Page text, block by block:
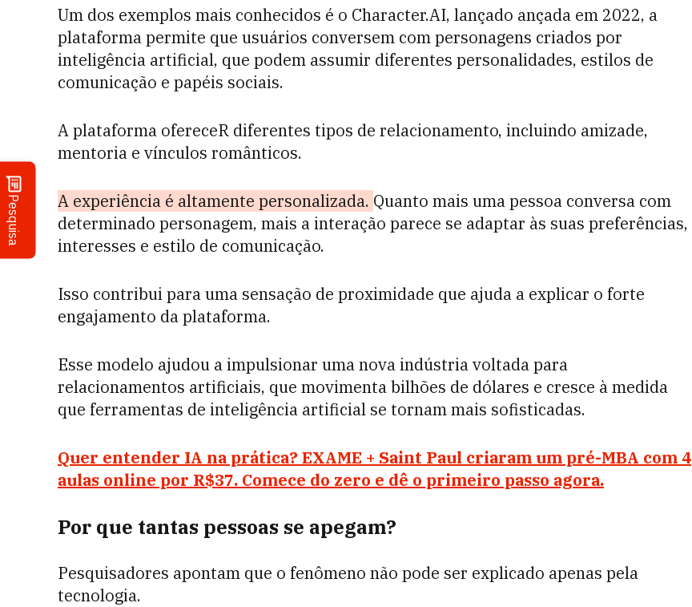
Pesquisa
Um dos exemplos mais conhecidos é o Character.AI, lançado ançada em 2022, a
plataforma permite que usuários conversem com personagens criados por
inteligência artificial, que podem assumir diferentes personalidades, estilos de
comunicação e papéis sociais.
A plataforma ofereceR diferentes tipos de relacionamento, incluindo amizade,
mentoria e vínculos românticos.
A experiência é altamente personalizada. Quanto mais uma pessoa conversa com
determinado personagem, mais a interação parece se adaptar às suas preferências,
interesses e estilo de comunicação.
Isso contribui para uma sensação de proximidade que ajuda a explicar o forte
engajamento da plataforma.
Esse modelo ajudou a impulsionar uma nova indústria voltada para
relacionamentos artificiais, que movimenta bilhões de dólares e cresce à medida
que ferramentas de inteligência artificial se tornam mais sofisticadas.
Quer entender IA na prática? EXAME + Saint Paul criaram um pré-MBA com 4
aulas online por R$37. Comece do zero e dê o primeiro passo agora.
Por que tantas pessoas se apegam?
Pesquisadores apontam que o fenômeno não pode ser explicado apenas pela
tecnologia.